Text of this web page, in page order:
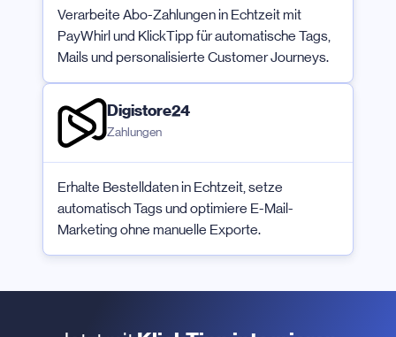
Verarbeite Abo-Zahlungen in Echtzeit mit
PayWhirl und KlickTipp für automatische Tags,
Mails und personalisierte Customer Journeys.
Digistore24
Zahlungen
Erhalte Bestelldaten in Echtzeit, setze
automatisch Tags und optimiere E-Mail-
Marketing ohne manuelle Exporte.